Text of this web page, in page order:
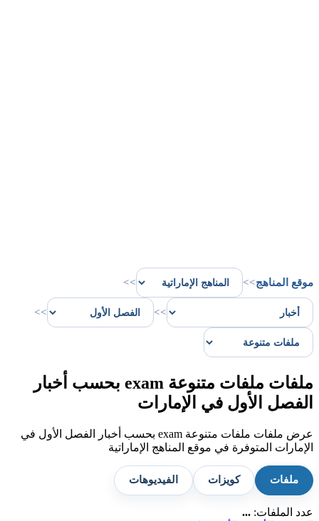
موقع المناهج>>
>>
>>
>>
ملفات ملفات متنوعة exam بحسب أخبار
الفصل الأول في الإمارات
عرض ملفات ملفات متنوعة exam بحسب أخبار الفصل الأول في
الإمارات المتوفرة في موقع المناهج الإماراتية
ملفات كويزات الفيديوهات
عدد الملفات: ...